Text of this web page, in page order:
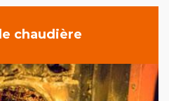
chaudière